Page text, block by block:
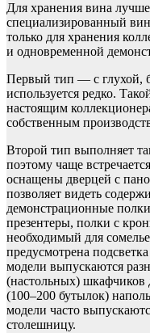
Для хранения вина лучше
специализированный
только для хранения
и одновременной
Первый тип — с глухой,
используется редко.
настоящим
собственным
Второй тип выполняет
поэтому чаще
оснащены дверцей с
позволяет видеть
демонстрационные
презентеры, полки с
необходимый для
предусмотрена
модели выпускаются
(настольных) шкафчиков
(100–200 бутылок)
модели часто
столешницу.